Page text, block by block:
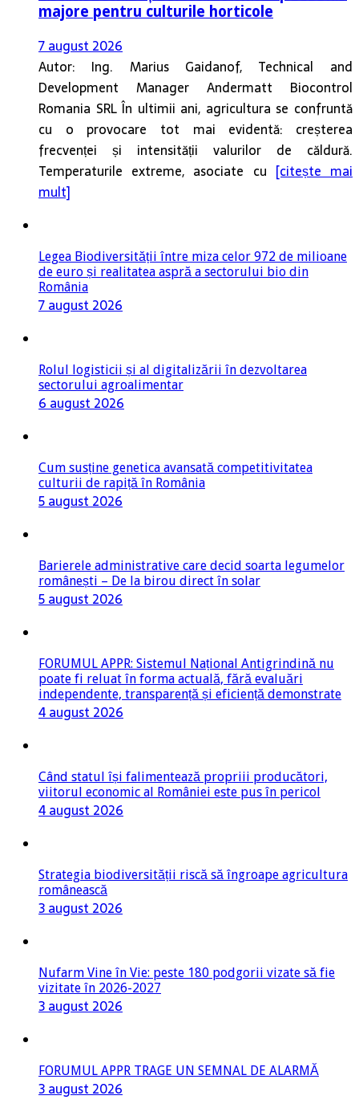
majore pentru culturile horticole
7 august 2026
Autor: Ing. Marius Gaidanof, Technical and
Development Manager Andermatt Biocontrol
Romania SRL În ultimii ani, agricultura se confruntă
cu o provocare tot mai evidentă: creșterea
frecvenței și intensității valurilor de căldură.
Temperaturile extreme, asociate cu [citește mai
mult]
Legea Biodiversității între miza celor 972 de milioane
de euro și realitatea aspră a sectorului bio din
România
7 august 2026
Rolul logisticii și al digitalizării în dezvoltarea
sectorului agroalimentar
6 august 2026
Cum susține genetica avansată competitivitatea
culturii de rapiță în România
5 august 2026
Barierele administrative care decid soarta legumelor
românești – De la birou direct în solar
5 august 2026
FORUMUL APPR: Sistemul Național Antigrindină nu
poate fi reluat în forma actuală, fără evaluări
independente, transparență și eficiență demonstrate
4 august 2026
Când statul își falimentează propriii producători,
viitorul economic al României este pus în pericol
4 august 2026
Strategia biodiversității riscă să îngroape agricultura
românească
3 august 2026
Nufarm Vine în Vie: peste 180 podgorii vizate să fie
vizitate în 2026-2027
3 august 2026
FORUMUL APPR TRAGE UN SEMNAL DE ALARMĂ
3 august 2026